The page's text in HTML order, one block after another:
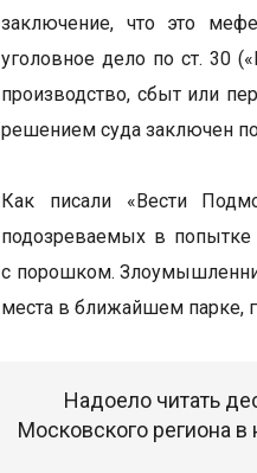
заключение, что это
уголовное дело по ст. 30
производство, сбыт или
решением суда заключен
Как писали «Вести
подозреваемых в
с порошком.
места в ближайшем парке,
Надоело читать
Московского региона